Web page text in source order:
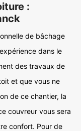
:
de bâchage
dans le
des travaux de
et que vous ne
de ce chantier, la
couvreur vous sera
confort. Pour de